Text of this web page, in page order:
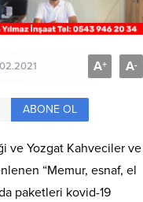
A+ A-
ABONE OL
ve Yozgat Kahveciler ve
“Memur, esnaf, el
paketleri kovid-19